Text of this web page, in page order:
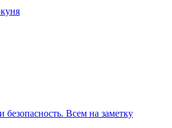
безопасность. Всем на заметку